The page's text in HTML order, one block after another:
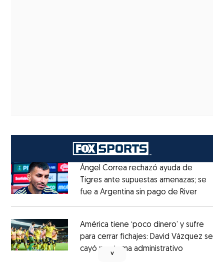
Ángel Correa rechazó ayuda de
Tigres ante supuestas amenazas; se
fue a Argentina sin pago de RiverOpens
América tiene ‘poco dinero’ y sufre
para cerrar fichajes: David Vázquez se
cayó por tema administrativo
˅